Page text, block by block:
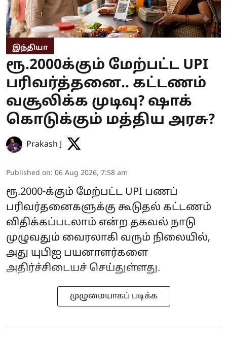
இந்தியா
ரூ.2000க்கும் மேற்பட்ட UPI
பரிவர்த்தனை.. கட்டணம்
வசூலிக்க முடிவு? ஷாக்
கொடுக்கும் மத்திய அரசு?
Prakash J
Published on: 06 Aug 2026, 7:58 am
ரூ.2000-க்கும் மேற்பட்ட UPI பணப்
பரிவர்தனைகளுக்கு கூடுதல் கட்டணம்
விதிக்கப்படலாம் என்ற தகவல் நாடு
முழுவதும் வைரலாகி வரும் நிலையில்,
அது யுபிஐ பயனாளர்களை
அதிர்ச்சிடையச் செய்துள்ளது.
முழுமையாகப் படிக்க